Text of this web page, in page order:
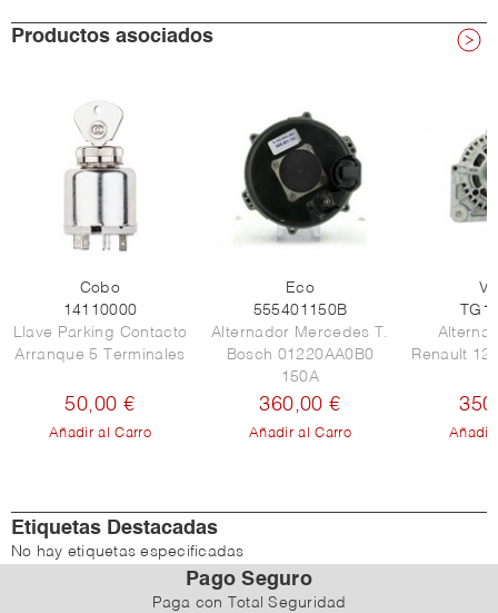
Productos asociados
Cobo
14110000
Llave Parking Contacto
Arranque 5 Terminales
50,00 €
Añadir al Carro
Eco
555401150B
Alternador Mercedes T.
Bosch 01220AA0B0
150A
360,00 €
Añadir al Carro
Renault
Añadir
Etiquetas Destacadas
No hay etiquetas especificadas
Pago Seguro
Paga con Total Seguridad